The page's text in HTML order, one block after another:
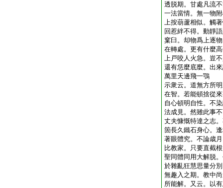
透脱期。甘處凡流
一法當情。無一物
上按葫蘆相似。觸
回惹絆不得。動靜
窠臼。却物爲上逐
在轉處。更有什麼
上戸咬人火急。豈
還有恁麼底麼。出
萬里天邊飛一鶚
示衆云。道無方所
在智。若能頓捨從
自心頓明自性。不
法成見。然雖此事
丈夫慷慨特達之志
箇長久鐵石身心。
著眼體究。不論歳
比教家。只要直截
聖同體同用大解脱
於雜亂狂慧思量分
無趣入之期。教中
所能解。又云。以